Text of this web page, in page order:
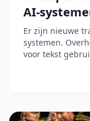
AI-
Er zijn nieuwe
systemen.
voor tekst
voor AI-